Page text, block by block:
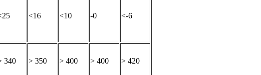
<16 <10 -0 <-6
340 > 350 > 400 > 400 > 420